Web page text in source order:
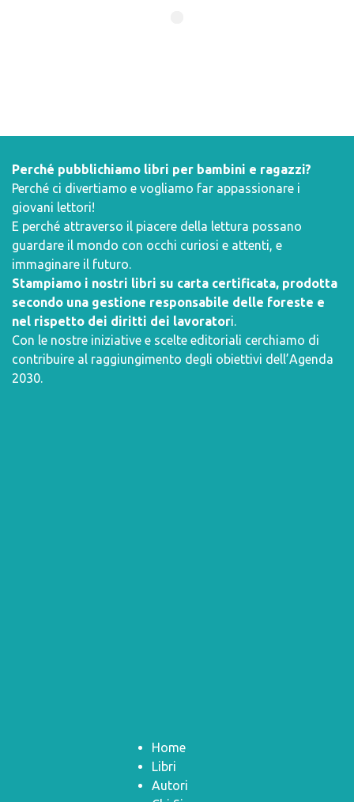
Perché pubblichiamo libri per bambini e ragazzi?
Perché ci divertiamo e vogliamo far appassionare i
giovani lettori!
E perché attraverso il piacere della lettura possano
guardare il mondo con occhi curiosi e attenti, e
immaginare il futuro.
Stampiamo i nostri libri su carta certificata, prodotta
secondo una gestione responsabile delle foreste e
nel rispetto dei diritti dei lavoratori.
Con le nostre iniziative e scelte editoriali cerchiamo di
contribuire al raggiungimento degli obiettivi dell’Agenda
2030.
Home
Libri
Autori